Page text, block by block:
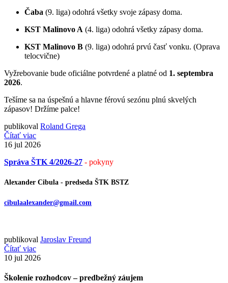
Čaba (9. liga) odohrá všetky svoje zápasy doma.
KST Malinovo A (4. liga) odohrá všetky zápasy doma.
KST Malinovo B (9. liga) odohrá prvú časť vonku. (Oprava
telocvične)
Vyžrebovanie bude oficiálne potvrdené a platné od 1. septembra
2026.
Tešíme sa na úspešnú a hlavne férovú sezónu plnú skvelých
zápasov! Držíme palce!
publikoval Roland Grega
Čítať viac
16 jul 2026
Správa ŠTK 4/2026-27 - pokyny
Alexander Cibula - predseda ŠTK BSTZ
cibulaalexander@gmail.com
publikoval Jaroslav Freund
Čítať viac
10 jul 2026
Školenie rozhodcov – predbežný záujem